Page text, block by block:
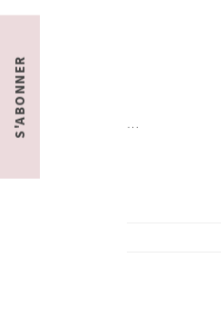
…
S'ABONNER